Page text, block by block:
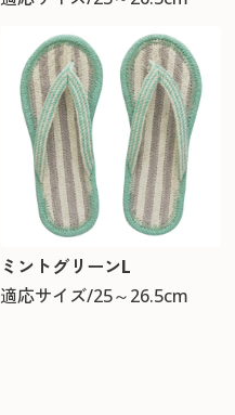
ミントグリーンL
適応サイズ/25～26.5cm